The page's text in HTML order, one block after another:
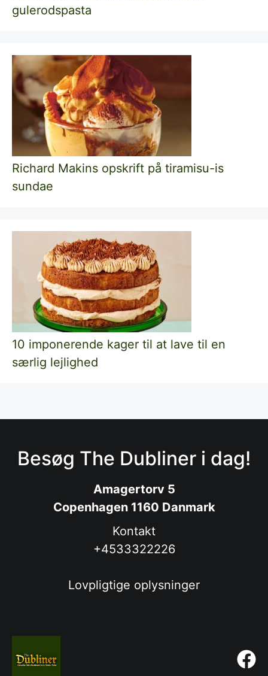
gulerodspasta
Richard Makins opskrift på tiramisu-is
sundae
10 imponerende kager til at lave til en
særlig lejlighed
Besøg The Dubliner i dag!
Amagertorv 5
Copenhagen 1160 Danmark
Kontakt
+4533322226
Lovpligtige oplysninger